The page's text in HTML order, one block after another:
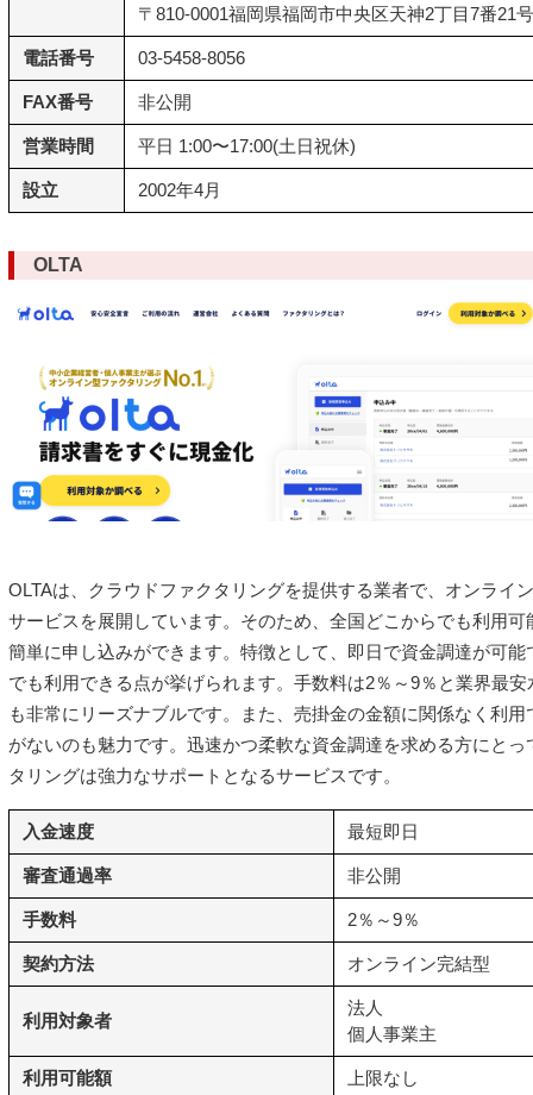
〒810-0001福岡県福岡市中央区天神2丁目7番21
電話番号 03-5458-8056
FAX番号 非公開
営業時間 平日 1:00〜17:00(土日祝休)
設立 2002年4月
OLTA
OLTAは、クラウドファクタリングを提供する業者で、オンライ
サービスを展開しています。そのため、全国どこからでも利用
簡単に申し込みができます。特徴として、即日で資金調達が可
でも利用できる点が挙げられます。手数料は2％～9％と業界最
も非常にリーズナブルです。また、売掛金の金額に関係なく利
がないのも魅力です。迅速かつ柔軟な資金調達を求める方にとっ
タリングは強力なサポートとなるサービスです。
入金速度 最短即日
審査通過率 非公開
手数料 2％～9％
契約方法 オンライン完結型
利用対象者
法人
個人事業主
利用可能額 上限なし